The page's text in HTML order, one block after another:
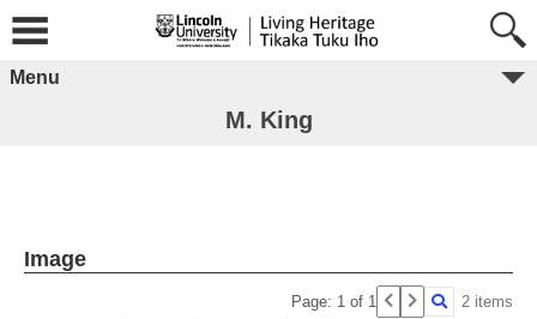
Menu
M. King
Image
Page: 1 of 1 2 items